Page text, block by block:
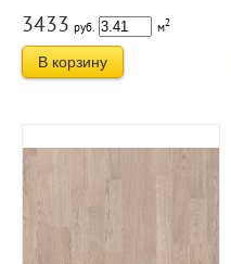
3433 руб. м2
В корзину